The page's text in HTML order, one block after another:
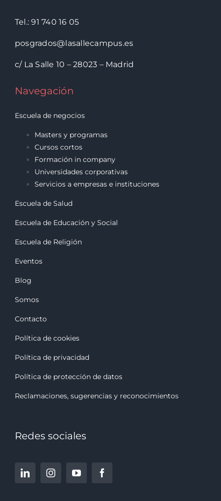
Tel.: 91 740 16 05
posgrados@lasallecampus.es
c/ La Salle 10 – 28023 – Madrid
Navegación
Escuela de negocios
Masters y programas
Cursos cortos
Formación in company
Universidades corporativas
Servicios a empresas e instituciones
Escuela de Salud
Escuela de Educación y Social
Escuela de Religión
Eventos
Blog
Somos
Contacto
Política de cookies
Política de privacidad
Política de protección de datos
Reclamaciones, sugerencias y reconocimientos
Redes sociales